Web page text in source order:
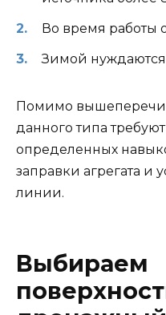
Во время работы
Зимой нуждаются
Помимо
данного типа
определенных
заправки агрегата и
линии.
Выбираем